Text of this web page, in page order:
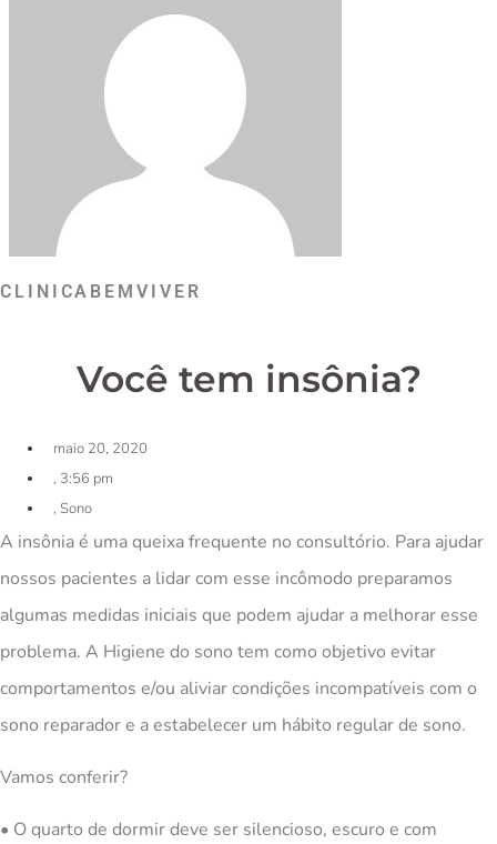
CLINICABEMVIVER
Você tem insônia?
maio 20, 2020
, 3:56 pm
, Sono
A insônia é uma queixa frequente no consultório. Para ajudar
nossos pacientes a lidar com esse incômodo preparamos
algumas medidas iniciais que podem ajudar a melhorar esse
problema. A Higiene do sono tem como objetivo evitar
comportamentos e/ou aliviar condições incompatíveis com o
sono reparador e a estabelecer um hábito regular de sono.
Vamos conferir?
• O quarto de dormir deve ser silencioso, escuro e com